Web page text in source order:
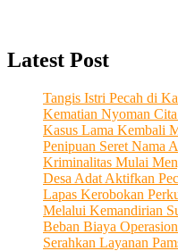
Latest Post
Tangis Istri Pecah di
Kematian Nyoman
Kasus Lama Kembali
Penipuan Seret Nama
Kriminalitas Mulai
Desa Adat Aktifkan
Lapas Kerobokan
Melalui Kemandirian
Beban Biaya
Serahkan Layanan